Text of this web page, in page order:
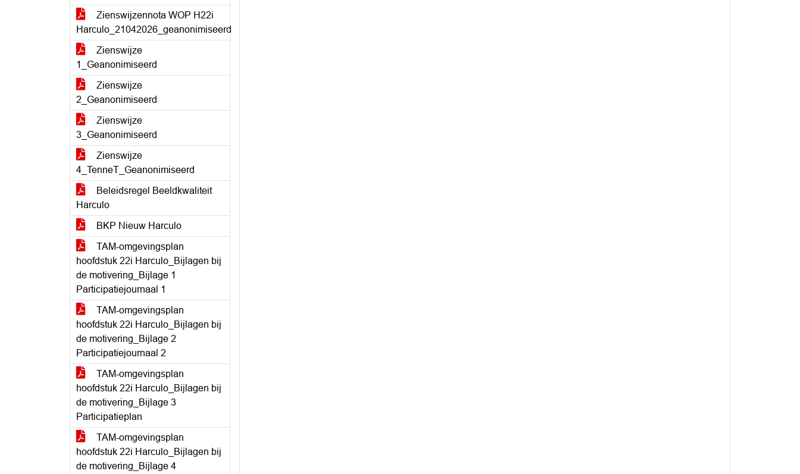
Zienswijzennota WOP H22i
Harculo_21042026_geanonimiseerd
Zienswijze
1_Geanonimiseerd
Zienswijze
2_Geanonimiseerd
Zienswijze
3_Geanonimiseerd
Zienswijze
4_TenneT_Geanonimiseerd
Beleidsregel Beeldkwaliteit
Harculo
BKP Nieuw Harculo
TAM-omgevingsplan
hoofdstuk 22i Harculo_Bijlagen bij
de motivering_Bijlage 1
Participatiejournaal 1
TAM-omgevingsplan
hoofdstuk 22i Harculo_Bijlagen bij
de motivering_Bijlage 2
Participatiejournaal 2
TAM-omgevingsplan
hoofdstuk 22i Harculo_Bijlagen bij
de motivering_Bijlage 3
Participatieplan
TAM-omgevingsplan
hoofdstuk 22i Harculo_Bijlagen bij
de motivering_Bijlage 4